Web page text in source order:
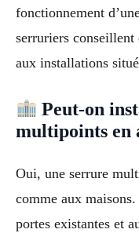
fonctionnement
serruriers conseillent
aux installations
Peut-on
multipoints en
Oui, une serrure
comme aux
portes existantes et